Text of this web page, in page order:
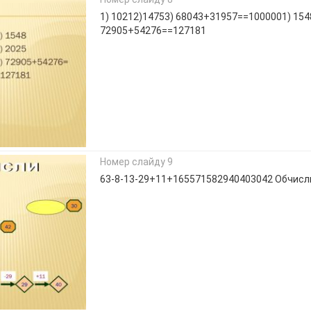
1) 10212)14753) 68043+31957==1000001)
72905+54276==127181
Номер слайду 9
63-8-13-29+11+165571582940403042